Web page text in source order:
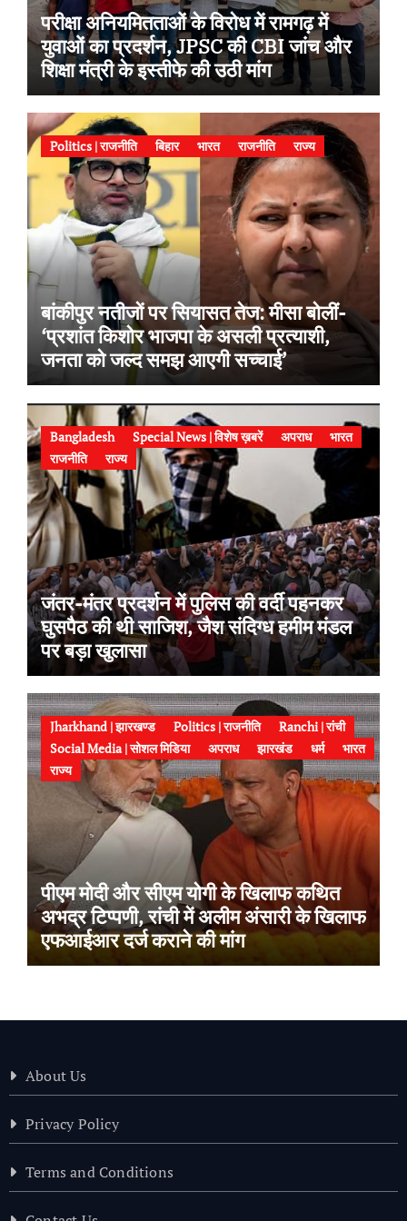
परीक्षा अनियमितताओं के विरोध में रामगढ़ में
युवाओं का प्रदर्शन, JPSC की CBI जांच और
शिक्षा मंत्री के इस्तीफे की उठी मांग
Politics | राजनीति बिहार भारत राजनीति राज्य
बांकीपुर नतीजों पर सियासत तेज: मीसा बोलीं-
‘प्रशांत किशोर भाजपा के असली प्रत्याशी,
जनता को जल्द समझ आएगी सच्चाई’
Bangladesh Special News | विशेष ख़बरें अपराध
भारत
राजनीति
राज्य
जंतर-मंतर प्रदर्शन में पुलिस की वर्दी पहनकर
घुसपैठ की थी साजिश, जैश संदिग्ध हमीम मंडल
पर बड़ा खुलासा
Jharkhand | झारखण्ड Politics | राजनीति
Ranchi | रांची
Social Media | सोशल मिडिया
अपराध झारखंड धर्म
भारत
राज्य
पीएम मोदी और सीएम योगी के खिलाफ कथित
अभद्र टिप्पणी, रांची में अलीम अंसारी के खिलाफ
एफआईआर दर्ज कराने की मांग
About Us
Privacy Policy
Terms and Conditions